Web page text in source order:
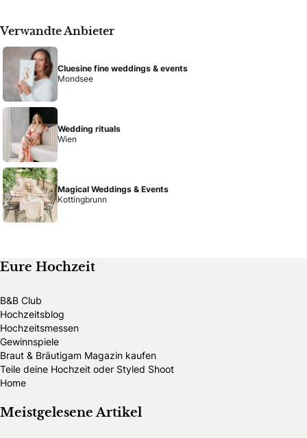
Verwandte Anbieter
Cluesine fine weddings & events
Mondsee
Wedding rituals
Wien
Magical Weddings & Events
Kottingbrunn
Eure Hochzeit
B&B Club
Hochzeitsblog
Hochzeitsmessen
Gewinnspiele
Braut & Bräutigam Magazin kaufen
Teile deine Hochzeit oder Styled Shoot
Home
Meistgelesene Artikel